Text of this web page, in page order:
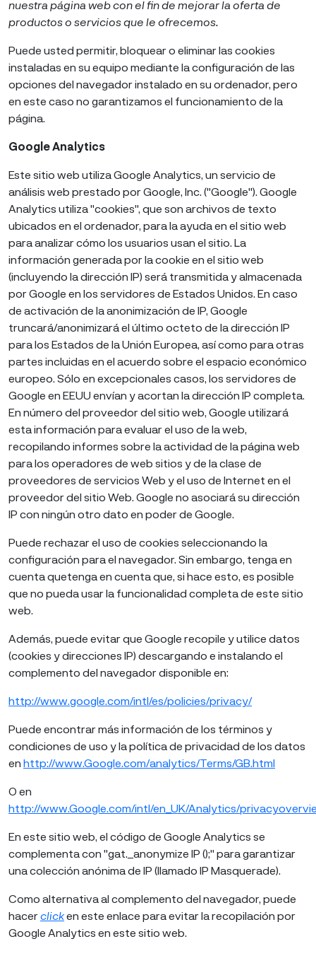
nuestra página web con el fin de mejorar la oferta de
productos o servicios que le ofrecemos.
Puede usted permitir, bloquear o eliminar las cookies
instaladas en su equipo mediante la configuración de las
opciones del navegador instalado en su ordenador, pero
en este caso no garantizamos el funcionamiento de la
página.
Google Analytics
Este sitio web utiliza Google Analytics, un servicio de
análisis web prestado por Google, Inc. ("Google"). Google
Analytics utiliza "cookies", que son archivos de texto
ubicados en el ordenador, para la ayuda en el sitio web
para analizar cómo los usuarios usan el sitio. La
información generada por la cookie en el sitio web
(incluyendo la dirección IP) será transmitida y almacenada
por Google en los servidores de Estados Unidos. En caso
de activación de la anonimización de IP, Google
truncará/anonimizará el último octeto de la dirección IP
para los Estados de la Unión Europea, así como para otras
partes incluidas en el acuerdo sobre el espacio económico
europeo. Sólo en excepcionales casos, los servidores de
Google en EEUU envían y acortan la dirección IP completa.
En número del proveedor del sitio web, Google utilizará
esta información para evaluar el uso de la web,
recopilando informes sobre la actividad de la página web
para los operadores de web sitios y de la clase de
proveedores de servicios Web y el uso de Internet en el
proveedor del sitio Web. Google no asociará su dirección
IP con ningún otro dato en poder de Google.
Puede rechazar el uso de cookies seleccionando la
configuración para el navegador. Sin embargo, tenga en
cuenta quetenga en cuenta que, si hace esto, es posible
que no pueda usar la funcionalidad completa de este sitio
web.
Además, puede evitar que Google recopile y utilice datos
(cookies y direcciones IP) descargando e instalando el
complemento del navegador disponible en:
http://www.google.com/intl/es/policies/privacy/
Puede encontrar más información de los términos y
condiciones de uso y la política de privacidad de los datos
en http://www.Google.com/analytics/Terms/GB.html
O en
http://www.Google.com/intl/en_UK/Analytics/
En este sitio web, el código de Google Analytics se
complementa con "gat._anonymize IP ();" para garantizar
una colección anónima de IP (llamado IP Masquerade).
Como alternativa al complemento del navegador, puede
hacerclicken este enlace para evitar la recopilación por
Google Analytics en este sitio web.